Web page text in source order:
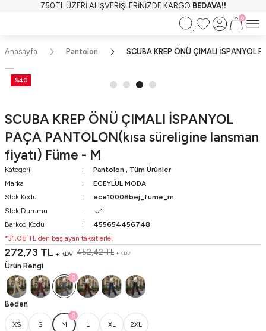
750TL ÜZERİ ALIŞVERİŞLERİNİZDE KARGO BEDAVA!!
0
Anasayfa Pantolon SCUBA KREP ÖNÜ ÇIMALI İSPANYOL
%40
SCUBA KREP ÖNÜ ÇIMALI İSPANYOL
PAÇA PANTOLON(kısa süreligine lansman
fiyatı) Füme - M
Kategori Pantolon , Tüm Ürünler
Marka
ECEYLÜL MODA
Stok Kodu
ece10008bej_fume_m
Stok Durumu
Barkod Kodu
455654456748
*31,08 TL den başlayan taksitlerle!
272,73 TL + KDV 452,42 TL + KDV
Ürün Rengi
Beden
XS S M L XL 2XL